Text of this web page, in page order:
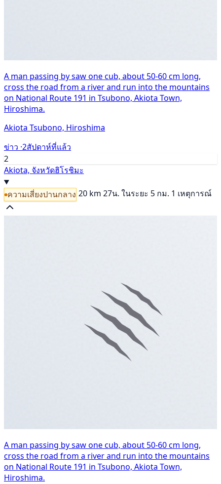
A man passing by saw one cub, about 50-60 cm long,
cross the road from a river and run into the mountains
on National Route 191 in Tsubono, Akiota Town,
Hiroshima.
Akiota Tsubono, Hiroshima
ข่าว ·2สัปดาห์ที่แล้ว
2
Akiota, จังหวัดฮิโรชิมะ
ความเสี่ยงปานกลาง 20 km 27น. ในระยะ 5 กม. 1 เหตุการณ์
A man passing by saw one cub, about 50-60 cm long,
cross the road from a river and run into the mountains
on National Route 191 in Tsubono, Akiota Town,
Hiroshima.